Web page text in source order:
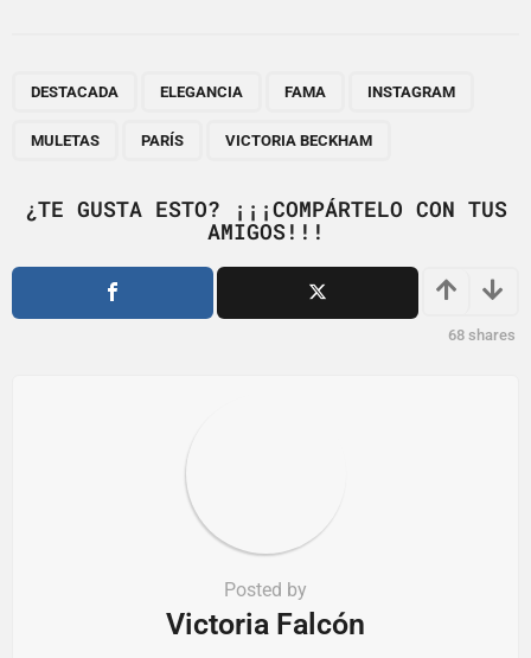
i
o
DESTACADA ELEGANCIA FAMA INSTAGRAM
MULETAS PARÍS VICTORIA BECKHAM
¿TE GUSTA ESTO? ¡¡¡COMPÁRTELO CON TUS
AMIGOS!!!
68 shares
Posted by
Victoria Falcón